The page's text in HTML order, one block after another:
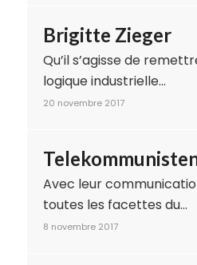
Brigitte Zieger
Qu’il s’agisse de
logique industrielle…
20 novembre 2017
Avec leur
toutes les facettes du…
8 novembre 2017